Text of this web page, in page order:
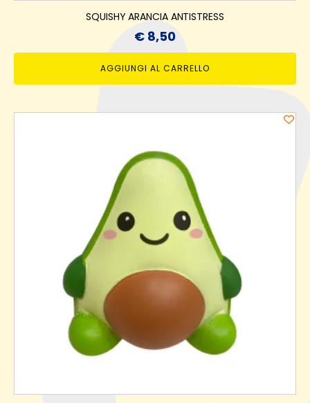
SQUISHY ARANCIA ANTISTRESS
€ 8,50
AGGIUNGI AL CARRELLO